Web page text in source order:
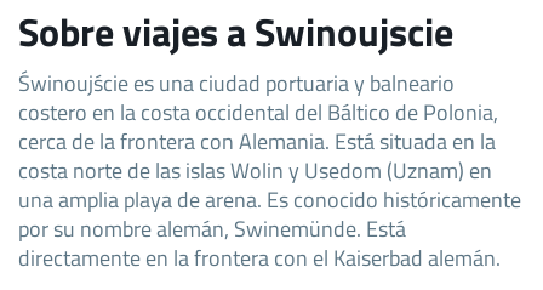
Sobre viajes a Swinoujscie
Świnoujście es una ciudad portuaria y balneario
costero en la costa occidental del Báltico de Polonia,
cerca de la frontera con Alemania. Está situada en la
costa norte de las islas Wolin y Usedom (Uznam) en
una amplia playa de arena. Es conocido históricamente
por su nombre alemán, Swinemünde. Está
directamente en la frontera con el Kaiserbad alemán.